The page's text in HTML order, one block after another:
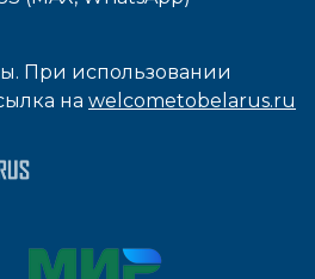
При использовании
на welcometobelarus.ru